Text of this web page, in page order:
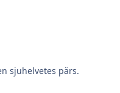
sjuhelvetes pärs.